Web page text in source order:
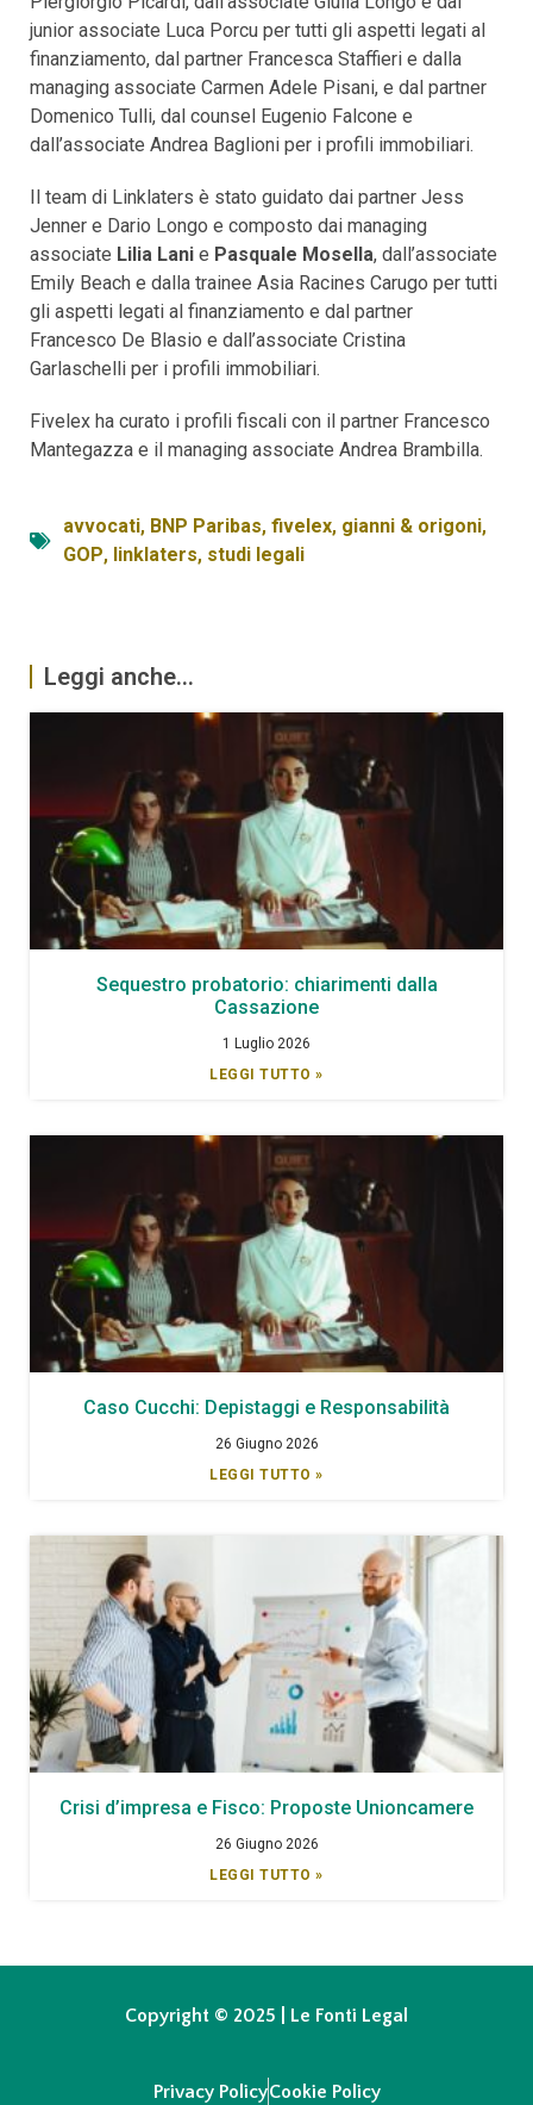
junior associate Luca Porcu per tutti gli aspetti legati al
finanziamento, dal partner Francesca Staffieri e dalla
managing associate Carmen Adele Pisani, e dal partner
Domenico Tulli, dal counsel Eugenio Falcone e
dall’associate Andrea Baglioni per i profili immobiliari.
Il team di Linklaters è stato guidato dai partner Jess
Jenner e Dario Longo e composto dai managing
associate Lilia Lani e Pasquale Mosella, dall’associate
Emily Beach e dalla trainee Asia Racines Carugo per tutti
gli aspetti legati al finanziamento e dal partner
Francesco De Blasio e dall’associate Cristina
Garlaschelli per i profili immobiliari.
Fivelex ha curato i profili fiscali con il partner Francesco
Mantegazza e il managing associate Andrea Brambilla.
avvocati, BNP Paribas, fivelex, gianni & origoni,
GOP, linklaters, studi legali
Leggi anche...
Sequestro probatorio: chiarimenti dalla
Cassazione
1 Luglio 2026
LEGGI TUTTO »
Caso Cucchi: Depistaggi e Responsabilità
26 Giugno 2026
LEGGI TUTTO »
Crisi d’impresa e Fisco: Proposte Unioncamere
26 Giugno 2026
LEGGI TUTTO »
Copyright © 2025 | Le Fonti Legal
Privacy PolicyCookie Policy